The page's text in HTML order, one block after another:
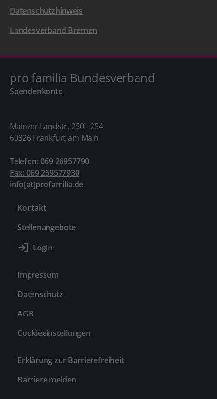
Datenschutzhinweis
Landesverband Bremen
pro familia Bundesverband
Spendenkonto
Mainzer Landstr. 250 - 254
60326 Frankfurt am Main
Telefon: 069 26957790
Fax: 069 269577930
info[at]profamilia.de
Kontakt
Stellenangebote
Impressum
Datenschutz
AGB
Cookieeinstellungen
Erklärung zur Barrierefreiheit
Barriere melden